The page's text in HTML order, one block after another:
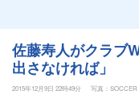
佐藤寿人がクラブ
出さなければ」
2015年12月9日 22時49分
写真：SOCCER